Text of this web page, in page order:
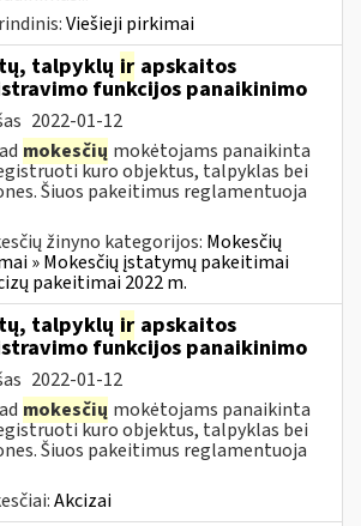
Viešieji pirkimai
talpyklų ir apskaitos
funkcijos panaikinimo
2022-01-12
mokesčių mokėtojams panaikinta
kuro objektus, talpyklas bei
Šiuos pakeitimus reglamentuoja
žinyno kategorijos: Mokesčių
» Mokesčių įstatymų pakeitimai
pakeitimai 2022 m.
talpyklų ir apskaitos
funkcijos panaikinimo
2022-01-12
mokesčių mokėtojams panaikinta
kuro objektus, talpyklas bei
Šiuos pakeitimus reglamentuoja
Akcizai